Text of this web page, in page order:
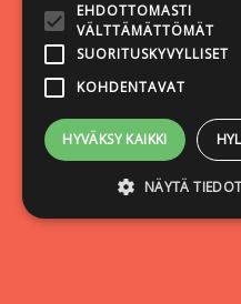
EHDOTTOMASTI
VÄLTTÄMÄTTÖMÄT
SUORITUSKYVYLLISET
KOHDENTAVAT
HYVÄKSY KAIKKI
NÄYTÄ TIEDOT